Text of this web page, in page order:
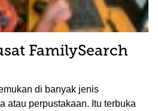
FamilySearch
di banyak jenis
atau perpustakaan. Itu terbuka